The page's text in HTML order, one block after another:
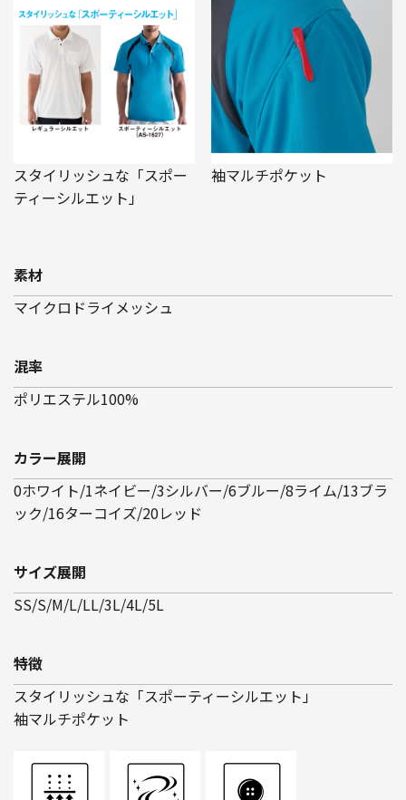
スタイリッシュな「スポー
ティーシルエット」
袖マルチポケット
素材
マイクロドライメッシュ
混率
ポリエステル100%
カラー展開
0ホワイト/1ネイビー/3シルバー/6ブルー/8ライム/13ブラ
ック/16ターコイズ/20レッド
サイズ展開
SS/S/M/L/LL/3L/4L/5L
特徴
スタイリッシュな「スポーティーシルエット」
袖マルチポケット